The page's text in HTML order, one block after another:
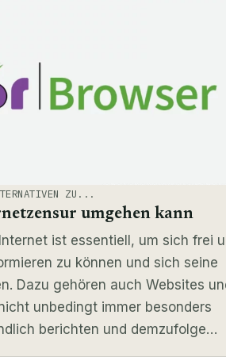
ZU...
umgehen kann
ist essentiell, um sich frei
zu können und sich seine
Dazu gehören auch Websites
unbedingt immer besonders
berichten und demzufolge…